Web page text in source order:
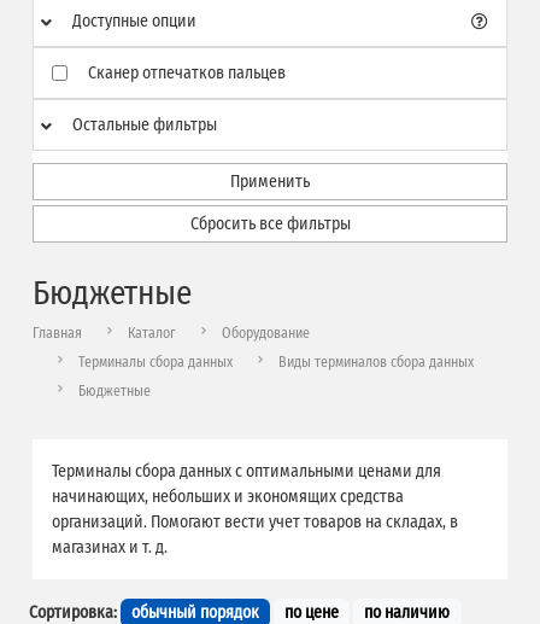
Доступные опции
Сканер отпечатков пальцев
Остальные фильтры
Применить
Сбросить все фильтры
Бюджетные
Главная Каталог
Оборудование
Терминалы сбора данных
Виды терминалов сбора данных
Бюджетные
Терминалы сбора данных с оптимальными ценами для
начинающих, небольших и экономящих средства
организаций. Помогают вести учет товаров на складах, в
магазинах и т. д.
Сортировка: обычный порядок по цене по наличию